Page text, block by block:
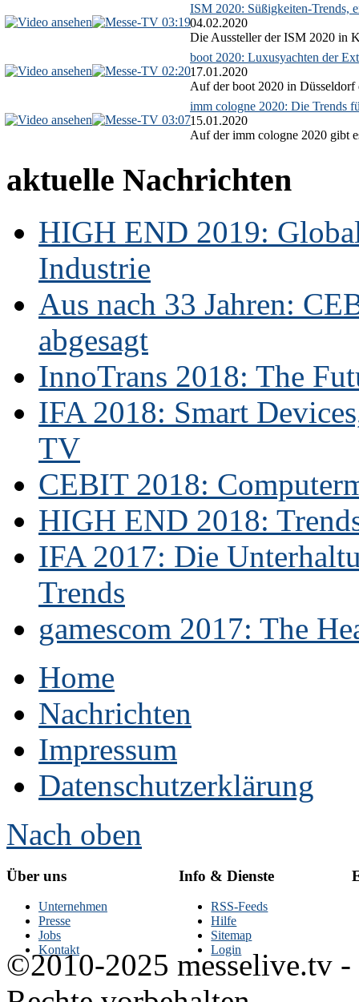
03:19
ISM 2020: Süßigkeiten-Trends,
04.02.2020
Die Aussteller der ISM 2020 in
02:20
boot 2020: Luxusyachten der
17.01.2020
Auf der boot 2020 in Düsseldorf
03:07
imm cologne 2020: Die Trends
15.01.2020
Auf der imm cologne 2020 gibt
aktuelle Nachrichten
HIGH END 2019:
Industrie
Aus nach 33 Jahren:
abgesagt
InnoTrans 2018: The
IFA 2018: Smart
TV
CEBIT 2018:
HIGH END 2018:
IFA 2017: Die
Trends
gamescom 2017: The
Home
Nachrichten
Impressum
Datenschutzerklärung
Nach oben
Über uns
Unternehmen
Presse
Jobs
Kontakt
Info & Dienste
RSS-Feeds
Hilfe
Sitemap
Login
©2010-2025 messelive.tv -